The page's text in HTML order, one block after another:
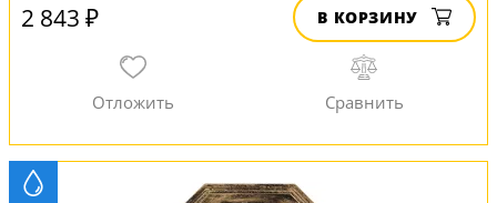
2 843 ₽ В КОРЗИНУ